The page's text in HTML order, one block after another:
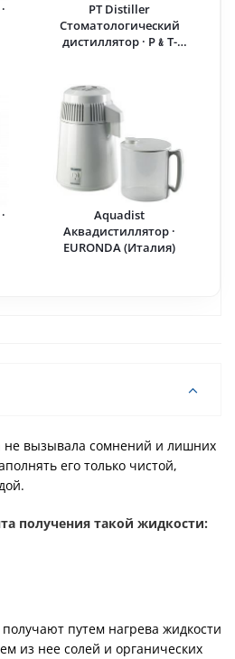
PT Distiller
Стоматологический
дистиллятор · P﹠T-
Aquadist
Аквадистиллятор ·
EURONDA (Италия)
не вызывала сомнений и лишних
его только чистой,
получения такой жидкости:
путем нагрева жидкости
из нее солей и органических